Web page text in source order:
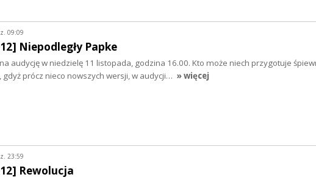
09:09
Niepodległy Papke
audycję w niedzielę 11 listopada, godzina 16.00. Kto może niech przygotuje
gdyż prócz nieco nowszych wersji, w audycji… » więcej
23:59
Rewolucja